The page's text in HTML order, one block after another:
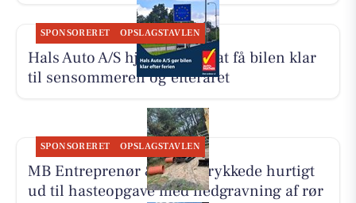
SPONSORERET OPSLAGSTAVLEN
Hals Auto A/S hjælper med at få bilen klar
til sensommeren og efteråret
SPONSORERET OPSLAGSTAVLEN
MB Entreprenør & Anlæg rykkede hurtigt
ud til hasteopgave med nedgravning af rør